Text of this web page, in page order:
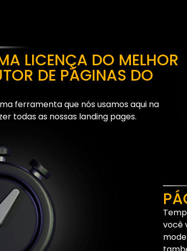
LICENÇA DO MELHOR
DE PÁGINAS DO
ferramenta que nós usamos aqui na
todas as nossas landing pages.
você